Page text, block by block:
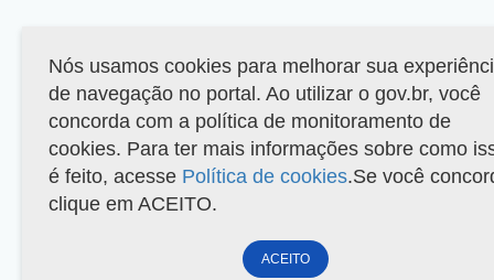
Nós usamos cookies para melhorar sua
de navegação no portal. Ao utilizar o gov.br, você
concorda com a política de monitoramento de
cookies. Para ter mais informações sobre como
é feito, acesse Política de cookies.Se você
clique em ACEITO.
ACEITO